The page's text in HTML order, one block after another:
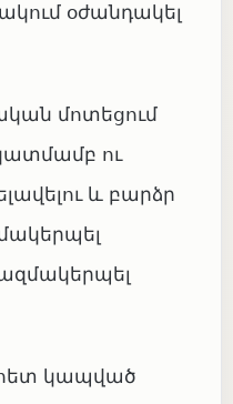
օժանդակել
մոտեցում
ու
և բարձր
կապված